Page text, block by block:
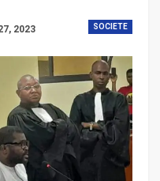
SOCIETE
2023